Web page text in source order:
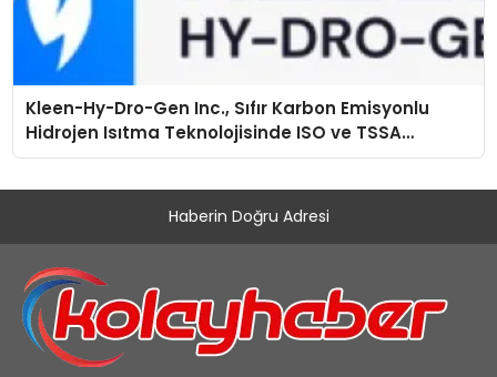
Kleen-Hy-Dro-Gen Inc., Sıfır Karbon Emisyonlu
Hidrojen Isıtma Teknolojisinde ISO ve TSSA
Düzenleyici Onaylarını Aldı
Haberin Doğru Adresi